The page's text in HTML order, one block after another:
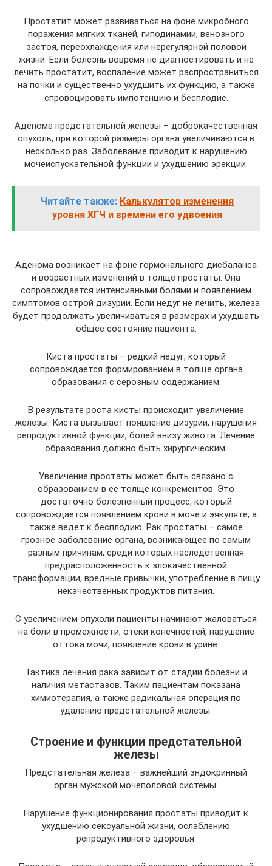
Простатит может развиваться на фоне микробного
поражения мягких тканей, гиподинамии, венозного
застоя, переохлаждения или нерегулярной половой
жизни. Если болезнь вовремя не диагностировать и не
лечить простатит, воспаление может распространиться
на почки и существенно ухудшить их функцию, а также
спровоцировать импотенцию и бесплодие.
Аденома предстательной железы – доброкачественная
опухоль, при которой размеры органа увеличиваются в
несколько раз. Заболевание приводит к нарушению
мочеиспускательной функции и ухудшению эрекции.
Читайте также: Калькулятор изменения
уровня ХГЧ и времени его удвоения
Аденома возникает на фоне гормонального дисбаланса
и возрастных изменений в толще простаты. Она
сопровождается интенсивными болями и появлением
симптомов острой дизурии. Если недуг не лечить, железа
будет продолжать увеличиваться в размерах и ухудшать
общее состояние пациента.
Киста простаты – редкий недуг, который
сопровождается формированием в толще органа
образования с серозным содержанием.
В результате роста кисты происходит увеличение
железы. Киста вызывает появление дизурии, нарушения
репродуктивной функции, болей внизу живота. Лечение
образования должно быть хирургическим.
Увеличение простаты может быть связано с
образованием в ее толще конкрементов. Это
достаточно болезненный процесс, который
сопровождается появлением крови в моче и эякуляте, а
также ведет к бесплодию. Рак простаты – самое
грозное заболевание органа, возникающее по самым
разным причинам, среди которых наследственная
предрасположенность к злокачественной
трансформации, вредные привычки, употребление в пищу
некачественных продуктов питания.
С увеличением опухоли пациенты начинают жаловаться
на боли в промежности, отеки конечностей, нарушение
оттока мочи, появление крови в урине.
Тактика лечения рака зависит от стадии болезни и
наличия метастазов. Таким пациентам показана
химиотерапия, а также радикальная операция по
удалению предстательной железы.
Строение и функции предстательной
железы
Предстательная железа – важнейший эндокринный
орган мужской мочеполовой системы.
Нарушение функционирования простаты приводит к
ухудшению сексуальной жизни, ослаблению
репродуктивного здоровья.